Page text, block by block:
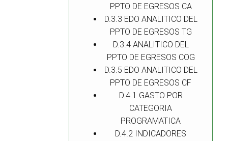
PPTO DE EGRESOS CA
D.3.3 EDO ANALITICO DEL
PPTO DE EGRESOS TG
D.3.4 ANALITICO DEL
PPTO DE EGRESOS COG
D.3.5 EDO ANALITICO DEL
PPTO DE EGRESOS CF
D.4.1 GASTO POR
CATEGORIA
PROGRAMATICA
D.4.2 INDICADORES